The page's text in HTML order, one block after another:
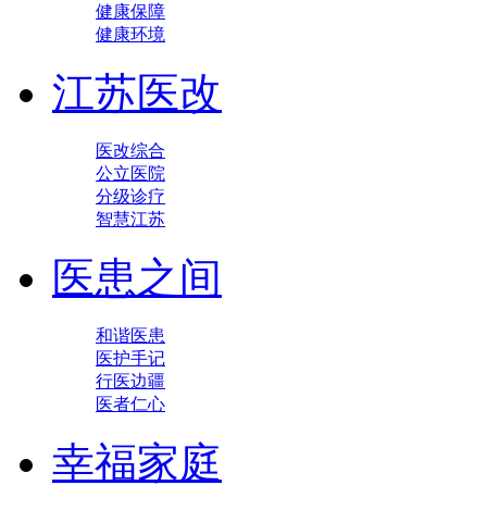
健康保障
健康环境
江苏医改
医改综合
公立医院
分级诊疗
智慧江苏
医患之间
和谐医患
医护手记
行医边疆
医者仁心
幸福家庭